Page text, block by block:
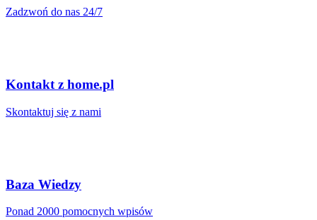
Zadzwoń do nas 24/7
Kontakt z home.pl
Skontaktuj się z nami
Baza Wiedzy
Ponad 2000 pomocnych wpisów